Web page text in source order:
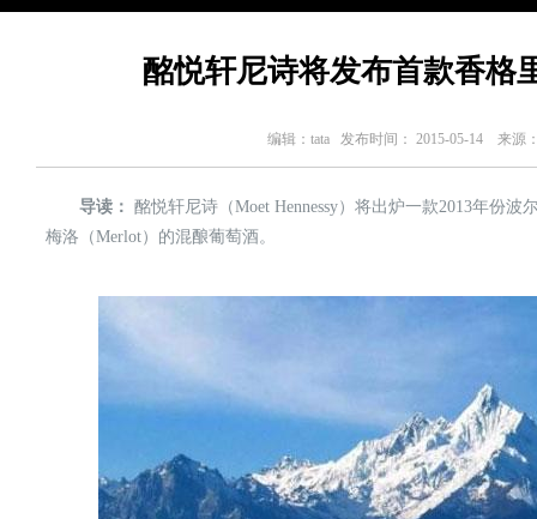
酩悦轩尼诗将发布首款香格
编辑： tata 发布时间： 2015-05-14 来源
导读： 酩悦轩尼诗（Moet Hennessy）将出炉一款2013年份波
梅洛（Merlot）的混酿葡萄酒。